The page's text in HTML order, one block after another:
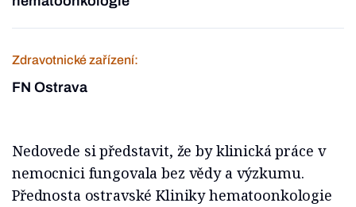
Zdravotnické zařízení:
FN Ostrava
Nedovede si představit, že by klinická práce v
nemocnici fungovala bez vědy a výzkumu.
Přednosta ostravské Kliniky hematoonkologie